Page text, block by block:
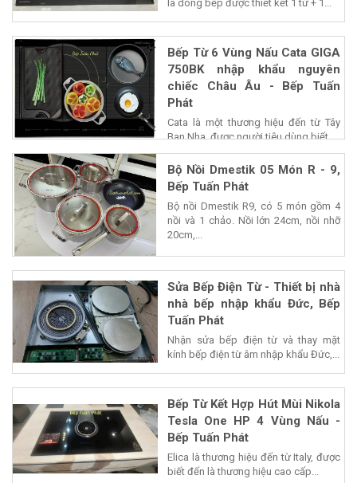
là dòng bếp được thiết kết 1 từ + 1...
Bếp Từ 6 Vùng Nấu Cata GIGA
750BK nhập khẩu nguyên
chiếc Châu Âu - Bếp Tuấn
Phát
Cata là một thương hiệu đến từ Tây
Ban Nha, được người tiêu dùng biết...
Bộ Nồi Dmestik 05 Món R - 9,
Bếp Tuấn Phát
Bộ nồi Dmestik R9, có 5 món gồm 4
nồi và 1 chảo. Nồi lớn 24cm, nồi nhỡ
20cm,...
Sửa Bếp Điện Từ - Thiết bị nhà
nhà bếp nhập khẩu Đức, Bếp
Tuấn Phát
Nhận sửa bếp điện từ và thay mặt
kính bếp điện từ âm nhập khẩu Đức,...
Bếp Từ Kết Hợp Hút Mùi Nikola
Tesla One HP 4 Vùng Nấu -
Bếp Tuấn Phát
Elica là thương hiệu đến từ Italy, được
biết đến là thương hiệu cao cấp...